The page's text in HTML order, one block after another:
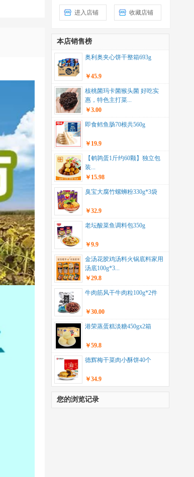
进入店铺 收藏店铺
本店销售榜
奥利奥夹心饼干整箱693g
￥45.9
核桃菌玛卡菌猴头菌 好吃实
惠，特色主打菜...
￥3.00
即食鳕鱼肠70根共560g
￥19.9
【鹌鹑蛋1斤约60颗】独立包
装...
￥15.98
臭宝大腐竹螺蛳粉330g*3袋
￥32.9
老坛酸菜鱼调料包350g
￥9.9
金汤花胶鸡汤料火锅底料家用
汤底100g*3...
￥29.8
牛肉筋风干牛肉粒100g*2件
￥30.00
港荣蒸蛋糕淡糖450gx2箱
￥59.8
德辉梅干菜肉小酥饼40个
￥34.9
您的浏览记录